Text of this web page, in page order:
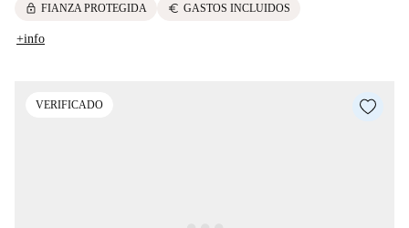
lock FIANZA PROTEGIDA euro GASTOS INCLUIDOS
+info
VERIFICADO